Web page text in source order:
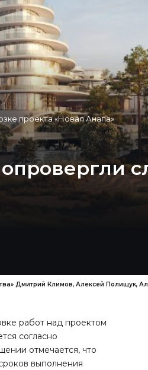
проекта «Новая Анапа»
Дмитрий Климов, Алексей Полищук,
работ над проектом
согласно
отмечается, что
выполнения